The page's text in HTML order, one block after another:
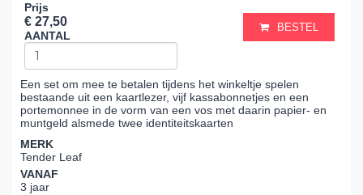
Prijs
€ 27,50
AANTAL
BESTEL
Een set om mee te betalen tijdens het winkeltje spelen
bestaande uit een kaartlezer, vijf kassabonnetjes en een
portemonnee in de vorm van een vos met daarin papier- en
muntgeld alsmede twee identiteitskaarten
MERK
Tender Leaf
VANAF
3 jaar